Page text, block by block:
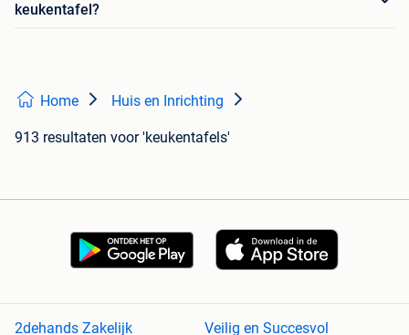
keukentafel?
Home Huis en Inrichting
913 resultaten voor 'keukentafels'
2dehands Zakelijk Veilig en Succesvol